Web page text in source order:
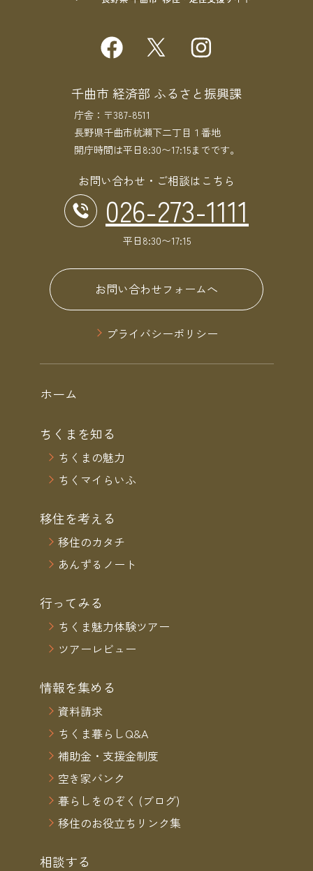
千曲市 経済部 ふるさと振興課
庁舎：〒387-8511
長野県千曲市杭瀬下二丁目１番地
開庁時間は平日8:30〜17:15までです。
お問い合わせ・ご相談はこちら
026-273-1111
平日8:30〜17:15
お問い合わせフォームへ
プライバシーポリシー
ホーム
ちくまを知る
ちくまの魅力
ちくマイらいふ
移住を考える
移住のカタチ
あんずるノート
行ってみる
ちくま魅力体験ツアー
ツアーレビュー
情報を集める
資料請求
ちくま暮らしQ&A
補助金・支援金制度
空き家バンク
暮らしをのぞく (ブログ)
移住のお役立ちリンク集
相談する